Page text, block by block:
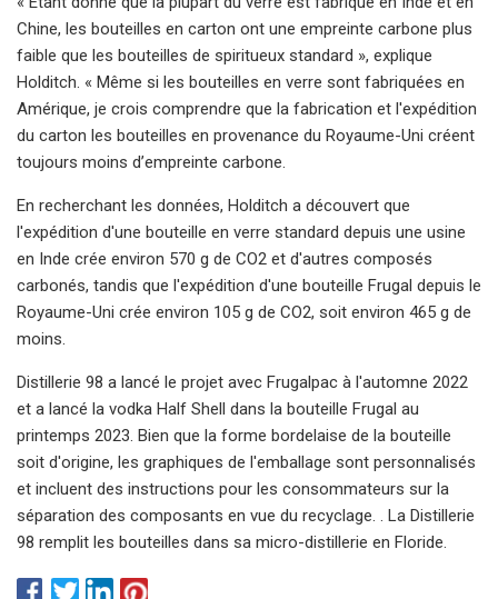
Chine, les bouteilles en carton ont une empreinte carbone plus
faible que les bouteilles de spiritueux standard », explique
Holditch. « Même si les bouteilles en verre sont fabriquées en
Amérique, je crois comprendre que la fabrication et l'expédition
du carton les bouteilles en provenance du Royaume-Uni créent
toujours moins d’empreinte carbone.
En recherchant les données, Holditch a découvert que
l'expédition d'une bouteille en verre standard depuis une usine
en Inde crée environ 570 g de CO2 et d'autres composés
carbonés, tandis que l'expédition d'une bouteille Frugal depuis le
Royaume-Uni crée environ 105 g de CO2, soit environ 465 g de
moins.
Distillerie 98 a lancé le projet avec Frugalpac à l'automne 2022
et a lancé la vodka Half Shell dans la bouteille Frugal au
printemps 2023. Bien que la forme bordelaise de la bouteille
soit d'origine, les graphiques de l'emballage sont personnalisés
et incluent des instructions pour les consommateurs sur la
séparation des composants en vue du recyclage. . La Distillerie
98 remplit les bouteilles dans sa micro-distillerie en Floride.